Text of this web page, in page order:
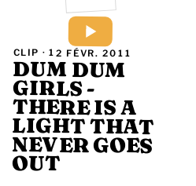
CLIP ·12 FÉVR. 2011
DUM DUM
GIRLS -
THERE IS A
LIGHT THAT
NEVER GOES
OUT